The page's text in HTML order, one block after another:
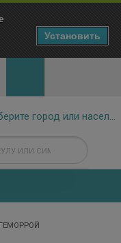
ГЕМОРРОЙ
Установить